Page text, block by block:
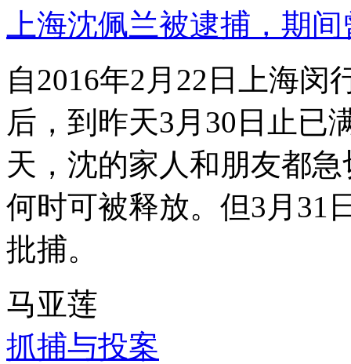
上海沈佩兰被逮捕，期
自2016年2月22日上海
后，到昨天3月30日止已
天，沈的家人和朋友都
何时可被释放。但3月31
批捕。
马亚莲
抓捕与投案